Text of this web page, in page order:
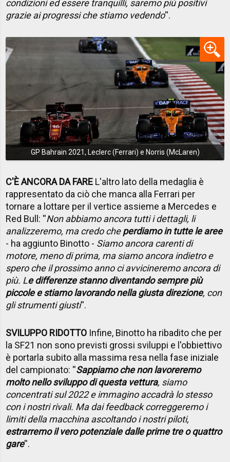
condizioni ed essere tranquilli, saremo più positivi
grazie ai progressi che stiamo vedendo''.
GP Bahrain 2021, Leclerc (Ferrari) e Norris (McLaren)
C'È ANCORA DA FARE L'altro lato della medaglia è
rappresentato da ciò che manca alla Ferrari per
tornare a lottare per il vertice assieme a Mercedes e
Red Bull: ''Non abbiamo ancora tutti i dettagli, li
analizzeremo, ma credo cheperdiamo in tutte le aree
- ha aggiunto Binotto - Siamo ancora carenti di
motore, meno di prima, ma siamo ancora indietro e
spero che il prossimo anno ci avvicineremo ancora di
più. Le differenze stanno diventando sempre più
piccole e stiamo lavorando nella giusta direzione, con
gli strumenti giusti''.
SVILUPPO RIDOTTO Infine, Binotto ha ribadito che per
la SF21 non sono previsti grossi sviluppi e l'obbiettivo
è portarla subito alla massima resa nella fase iniziale
del campionato: ''Sappiamo che non lavoreremo
molto nello sviluppo di questa vettura, siamo
concentrati sul 2022 e immagino accadrà lo stesso
con i nostri rivali. Ma dai feedback correggeremo i
limiti della macchina ascoltando i nostri piloti,
estrarremo il vero potenziale dalle prime tre o quattro
gare''.